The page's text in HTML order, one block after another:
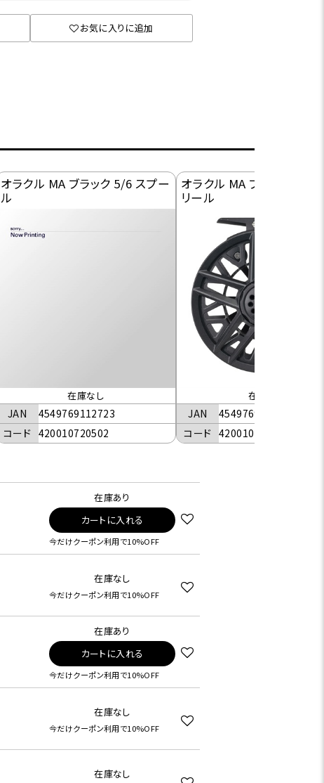
お気に入りに追加
オラクル MA ブラック 5/6 スプー
ル
在庫なし
JAN
4549769112723
コード 420010720502
オラクル MA ブラック/レッ
リール
在庫なし
JAN
4549769112730
コード 420010720701
在庫あり
カートに入れる
今だけクーポン利用で10%OFF
在庫なし
今だけクーポン利用で10%OFF
在庫あり
カートに入れる
今だけクーポン利用で10%OFF
在庫なし
今だけクーポン利用で10%OFF
在庫なし